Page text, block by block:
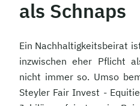
als Schnaps
Ein Nachhaltigkeitsbeirat
inzwischen eher Pflicht
nicht immer so. Umso
Steyler Fair Invest -